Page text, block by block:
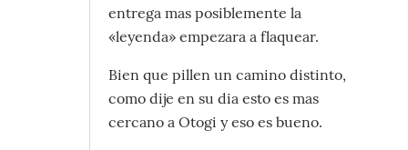
entrega mas posiblemente la
«leyenda» empezara a flaquear.
Bien que pillen un camino distinto,
como dije en su dia esto es mas
cercano a Otogi y eso es bueno.